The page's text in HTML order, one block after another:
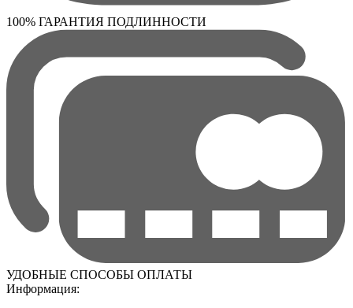
100% ГАРАНТИЯ ПОДЛИННОСТИ
УДОБНЫЕ СПОСОБЫ ОПЛАТЫ
Информация: